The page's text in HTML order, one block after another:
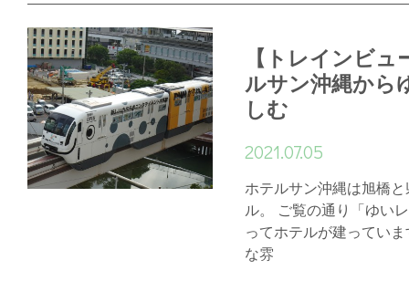
【トレインビ
ルサン沖縄から
しむ
2021.07.05
ホテルサン沖縄は旭橋
ル。 ご覧の通り「ゆい
ってホテルが建ってい
な雰